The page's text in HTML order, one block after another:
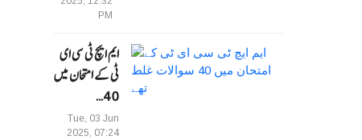
PM
ایم ایچ ٹی سی ای
ٹی کے امتحان میں
40…
Tue, 03 Jun
2025, 07:24